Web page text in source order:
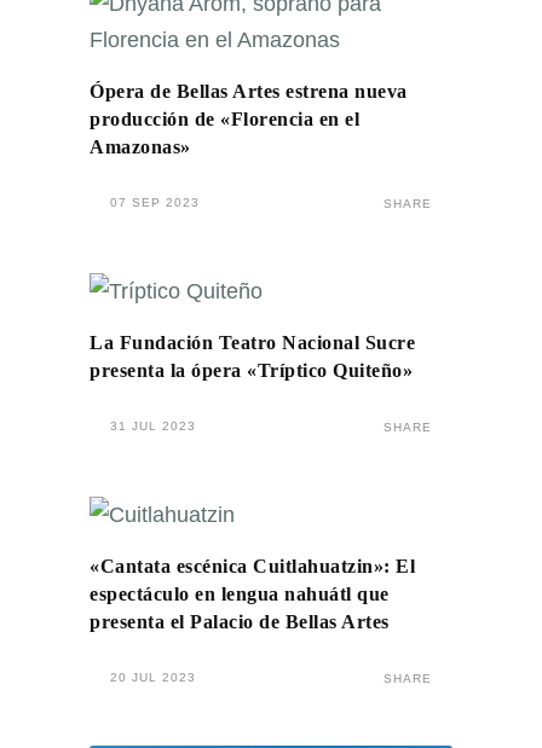
Ópera de Bellas Artes estrena nueva
producción de «Florencia en el
Amazonas»
07 SEP 2023 SHARE
La Fundación Teatro Nacional Sucre
presenta la ópera «Tríptico Quiteño»
31 JUL 2023 SHARE
«Cantata escénica Cuitlahuatzin»: El
espectáculo en lengua nahuátl que
presenta el Palacio de Bellas Artes
20 JUL 2023 SHARE